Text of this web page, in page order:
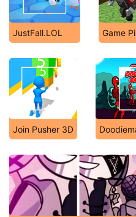
JustFall.LOL Game
Join Pusher 3D